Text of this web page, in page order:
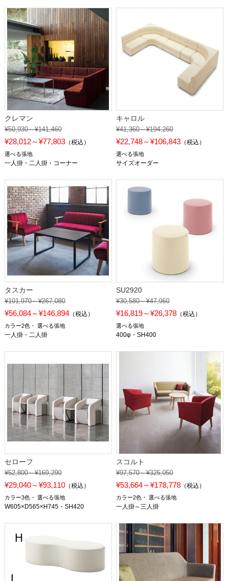
クレマン
¥50,930～¥141,460
¥28,012～¥77,803（税込）
選べる張地
一人掛・二人掛・コーナー
キャロル
¥41,360～¥194,260
¥22,748～¥106,843 （税込）
選べる張地
サイズオーダー
タスカー
¥101,970～¥267,080
¥56,084～¥146,894（税込）
カラー2色 選べる張地
一人掛・二人掛
SU2920
¥30,580～¥47,960
¥16,819～¥26,378 （税込）
選べる張地
400φ・SH400
セローフ
¥52,800～¥169,290
¥29,040～¥93,110（税込）
カラー3色 選べる張地
W605×D565×H745・SH420
スコルト
¥97,570～¥325,050
¥53,664～¥178,778 （税込）
カラー2色 選べる張地
一人掛～三人掛